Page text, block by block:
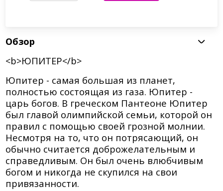
Обзор
<b>ЮПИТЕР</b>
Юпитер - самая большая из планет,
полностью состоящая из газа. Юпитер -
царь богов. В греческом Пантеоне Юпитер
был главой олимпийской семьи, которой он
правил с помощью своей грозной молнии.
Несмотря на то, что он потрясающий, он
обычно считается доброжелательным и
справедливым. Он был очень влюбчивым
богом и никогда не скупился на свои
привязанности.